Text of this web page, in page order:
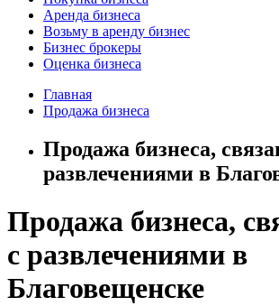
Аренда бизнеса
Возьму в аренду бизнес
Бизнес брокеры
Оценка бизнеса
Главная
Продажа бизнеса
Продажа бизнеса,
развлечениями в
Продажа бизнеса,
с развлечениями в
Благовещенске